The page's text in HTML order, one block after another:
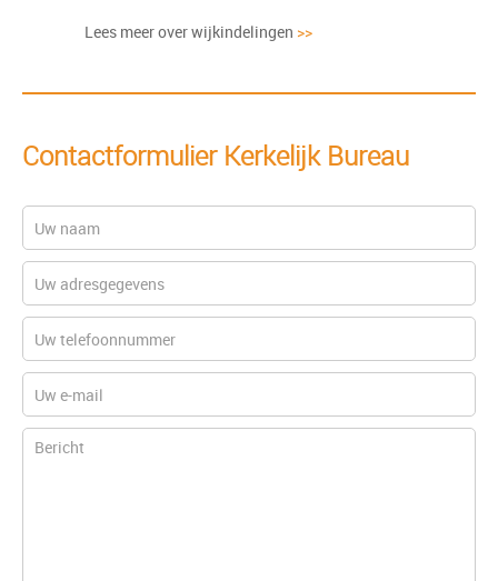
Lees meer over wijkindelingen >>
Contactformulier Kerkelijk Bureau